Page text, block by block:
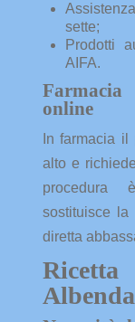
sette;
Prodotti
AIFA.
online
In farmacia
alto e
procedura
sostituisce la
diretta